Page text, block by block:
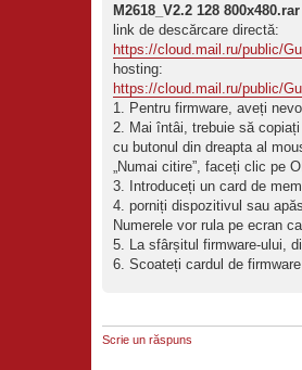
M2618_V2.2 128
link de descărcare directă:
https://cloud.mail.ru/public/
hosting:
https://cloud.mail.ru/public/
1. Pentru firmware, aveți
2. Mai întâi, trebuie să
cu butonul din dreapta al
„Numai citire”, faceți clic pe
3. Introduceți un card de
4. porniți dispozitivul sau
Numerele vor rula pe ecran
5. La sfârșitul firmware-ului,
6. Scoateți cardul de
Scrie un răspuns